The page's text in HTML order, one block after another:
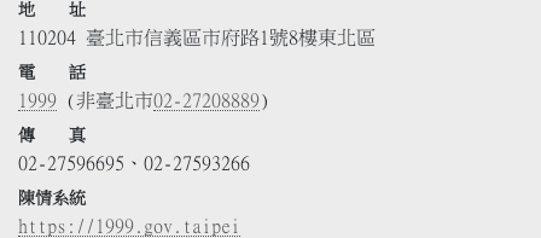
地 址
110204 臺北市信義區市府路1號8樓東北區
電 話
1999 (非臺北市02-27208889)
傳 真
02-27596695、02-27593266
陳情系統
https://1999.gov.taipei